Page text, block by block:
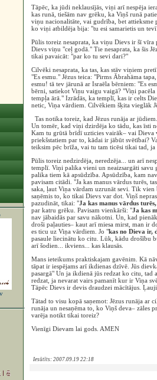
Tāpēc, ka jūdi neklausījās, viņi arī nespēja
kas runā, tiešām nav grēku, ka Viņš runā
viņu nacionalitāte, vai gudrība, bet
ko viņi atbildēja bija: "tu esi samarietis un
Pūlis toreiz nesaprata, ka viņu Dievs ir šī
Dievs viņu "ceļ godā." Tie nesaprata, ka šis
tikai pavaicāt: "par ko tu sevi dari?"
Cilvēki nesaprata, ka tas, kas stāv viņiem
"Es esmu." Jēzus teica: "Pirms Ābrahāma
esmu! tā tev jārunā ar Israēla bērniem: "Es
bērni, satiekot Viņu vaigu vaigā? "Viņi pacēla
tempļa ārā." Izrādās, ka templī, kas ir celts
netic, Viņa vārdiem. Cilvēkiem šķita vieglāk
Tas notika toreiz, kad Jēzus runāja ar
Un tomēr, kad viņi dzirdēja ko tādu, kas īsti
Kam tu grūtā brīdī uzticies vairāk– vai Dieva
priekšstatiem par to, kādai ir jābūt svētībai?
teiksim pēc brīža, vai tu tam ticēsi tikai tad, ja
Pūlis toreiz nedzirdēja, neredzēja... un arī
templī. Viņi palika vieni un neaizsargāti
palika tiem kā apsūdzība. Apsūdzība, kam
pavisam citādi. "Ja kas manus vārdus turēs,
saka, ļaut Viņa vārdam uzrunāt sevi. Tik
saņēmis to, ko tikai Dievs var dot. Viņš
pazudināt, tikai: "Ja kas manus vārdus
par katru grēku. Pavisam vienkārši: "Ja kas
nav jābaidās par savu nākotni. Un, kad
droši paļauties– kaut arī miesa mirst, man ir
es ticu uz Viņa vārdiem. Jo "kas no Dieva ir,
pasaule liecinātu ko citu. Lūk, kādu drošību
arī šodien... ikviens... kas klausās.
Mans ieteikums praktiskajam gavēnim. Kā
tāpat ir iespējams arī ikdienas dzīvē. Jūs
pasargā" Un ja ikdienā jūs redzat ko citu, tad
redzat, ja nevarat vairs pamanīt kur ir Viņa
Tāpēc Dievs ir devis draudzei mācītājus.
Tātad to visu kopā saņemot: Jēzus runāja ar
runāja un nesaņēma to, ko Viņš deva– zāles
varēja notikt tikai toreiz?
Vienīgi Dievam lai gods. AMEN
Iesūtīts: 2007.09.19 22:18